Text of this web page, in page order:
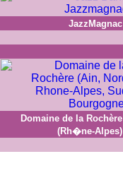
JazzMagnac
Domaine de la Rochère
(Rh�ne-Alpes)